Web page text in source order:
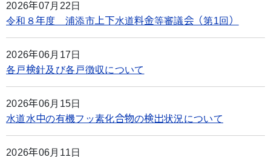
2026年07月22日
令和８年度 浦添市上下水道料金等審議会（第1回）
2026年06月17日
各戸検針及び各戸徴収について
2026年06月15日
水道水中の有機フッ素化合物の検出状況について
2026年06月11日